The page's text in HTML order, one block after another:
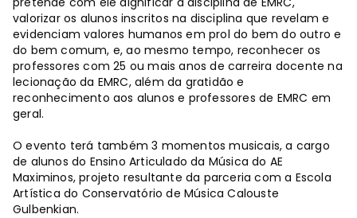
valorizar os alunos inscritos na disciplina que revelam e
evidenciam valores humanos em prol do bem do outro e
do bem comum, e, ao mesmo tempo, reconhecer os
professores com 25 ou mais anos de carreira docente na
lecionação da EMRC, além da gratidão e
reconhecimento aos alunos e professores de EMRC em
geral.
O evento terá também 3 momentos musicais, a cargo
de alunos do Ensino Articulado da Música do AE
Maximinos, projeto resultante da parceria com a Escola
Artística do Conservatório de Música Calouste
Gulbenkian.